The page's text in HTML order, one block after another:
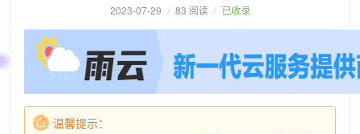
2023-07-29 / 83 阅读 / 已收录
温馨提示：